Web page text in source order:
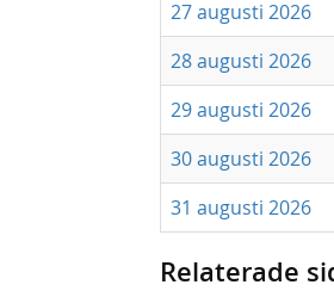
27 augusti 2026
28 augusti 2026
29 augusti 2026
30 augusti 2026
31 augusti 2026
Relaterade